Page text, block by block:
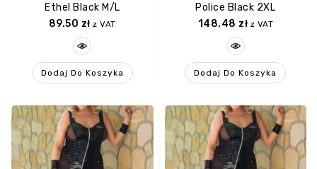
Ethel Black M/L
89.50 zł z VAT
Dodaj Do Koszyka
Police Black 2XL
148.48 zł z VAT
Dodaj Do Koszyka